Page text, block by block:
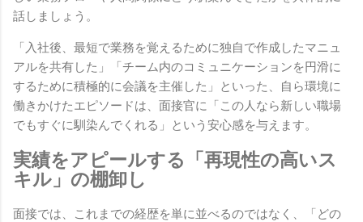
話しましょう。
「入社後、最短で業務を覚えるために独自で作成したマニュ
アルを共有した」「チーム内のコミュニケーションを円滑に
するために積極的に会議を主催した」といった、自ら環境に
働きかけたエピソードは、面接官に「この人なら新しい職場
でもすぐに馴染んでくれる」という安心感を与えます。
実績をアピールする「再現性の高いス
キル」の棚卸し
面接では、これまでの経歴を単に並べるのではなく、「どの